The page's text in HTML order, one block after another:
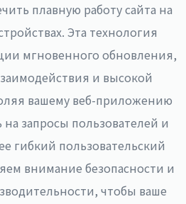
плавную работу сайта на
Эта технология
мгновенного обновления,
и высокой
вашему веб-приложению
запросы пользователей и
гибкий пользовательский
внимание безопасности и
чтобы ваше